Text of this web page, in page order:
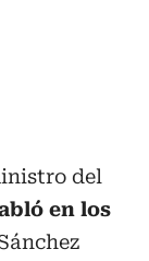
del
en los